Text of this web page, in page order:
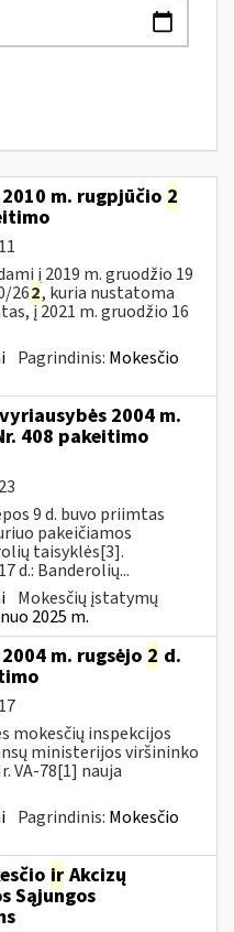
m. rugpjūčio 2
į 2019 m. gruodžio 19
262, kuria nustatoma
į 2021 m. gruodžio 16
Pagrindinis: Mokesčio
2004 m.
408 pakeitimo
9 d. buvo priimtas
pakeičiamos
taisyklės[3].
d.: Banderolių...
Mokesčių įstatymų
2025 m.
m. rugsėjo 2 d.
mokesčių inspekcijos
ministerijos viršininko
VA-78[1] nauja
Pagrindinis: Mokesčio
ir Akcizų
Sąjungos